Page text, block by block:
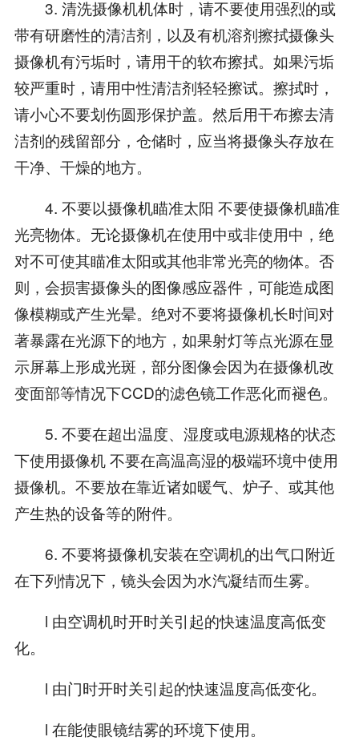
3. 清洗摄像机机体时，请不要使用强烈的或
带有研磨性的清洁剂，以及有机溶剂擦拭摄像头
摄像机有污垢时，请用干的软布擦拭。如果污垢
较严重时，请用中性清洁剂轻轻擦试。擦拭时，
请小心不要划伤圆形保护盖。然后用干布擦去清
洁剂的残留部分，仓储时，应当将摄像头存放在
干净、干燥的地方。
4. 不要以摄像机瞄准太阳 不要使摄像机瞄准
光亮物体。无论摄像机在使用中或非使用中，绝
对不可使其瞄准太阳或其他非常光亮的物体。否
则，会损害摄像头的图像感应器件，可能造成图
像模糊或产生光晕。绝对不要将摄像机长时间对
著暴露在光源下的地方，如果射灯等点光源在显
示屏幕上形成光斑，部分图像会因为在摄像机改
变面部等情况下CCD的滤色镜工作恶化而褪色。
5. 不要在超出温度、湿度或电源规格的状态
下使用摄像机 不要在高温高湿的极端环境中使用
摄像机。不要放在靠近诸如暖气、炉子、或其他
产生热的设备等的附件。
6. 不要将摄像机安装在空调机的出气口附近
在下列情况下，镜头会因为水汽凝结而生雾。
l 由空调机时开时关引起的快速温度高低变
化。
l 由门时开时关引起的快速温度高低变化。
l 在能使眼镜结雾的环境下使用。